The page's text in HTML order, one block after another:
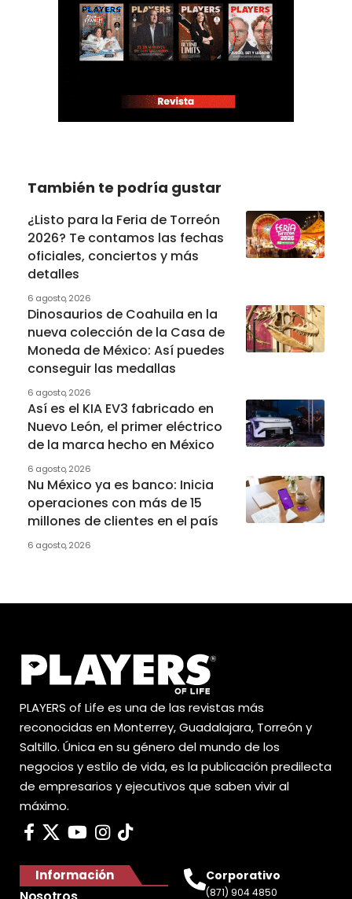
También te podría gustar
¿Listo para la Feria de Torreón
2026? Te contamos las fechas
oficiales, conciertos y más
detalles
6 agosto, 2026
Dinosaurios de Coahuila en la
nueva colección de la Casa de
Moneda de México: Así puedes
conseguir las medallas
6 agosto, 2026
Así es el KIA EV3 fabricado en
Nuevo León, el primer eléctrico
de la marca hecho en México
6 agosto, 2026
Nu México ya es banco: Inicia
operaciones con más de 15
millones de clientes en el país
6 agosto, 2026
PLAYERS of Life es una de las revistas más
reconocidas en Monterrey, Guadalajara, Torreón y
Saltillo. Única en su género del mundo de los
negocios y estilo de vida, es la publicación predilecta
de empresarios y ejecutivos que saben vivir al
máximo.
Información Corporativo
(871) 904 4850